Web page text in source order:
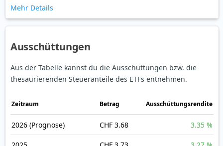
Mehr Details
Ausschüttungen
Aus der Tabelle kannst du die Ausschüttungen bzw. die
thesaurierenden Steueranteile des ETFs entnehmen.
Zeitraum Betrag Ausschüttungsrendite
2026 (Prognose) CHF 3.68 3.35 %